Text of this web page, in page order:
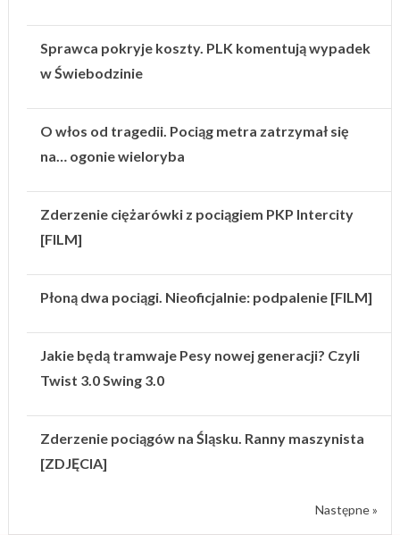
Sprawca pokryje koszty. PLK komentują wypadek
w Świebodzinie
O włos od tragedii. Pociąg metra zatrzymał się
na… ogonie wieloryba
Zderzenie ciężarówki z pociągiem PKP Intercity
[FILM]
Płoną dwa pociągi. Nieoficjalnie: podpalenie [FILM]
Jakie będą tramwaje Pesy nowej generacji? Czyli
Twist 3.0 Swing 3.0
Zderzenie pociągów na Śląsku. Ranny maszynista
[ZDJĘCIA]
Następne »